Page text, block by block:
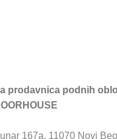
prodavnica podnih
167a, 11070 Novi